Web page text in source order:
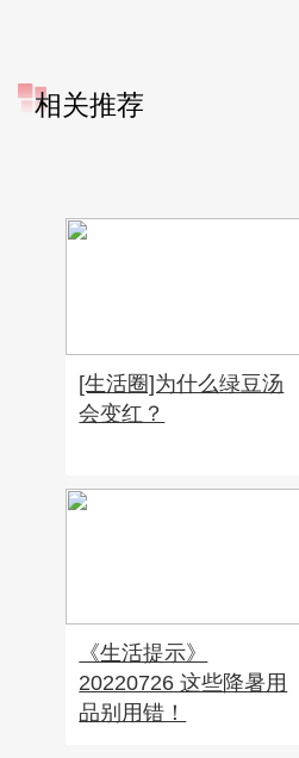
相关推荐
[生活圈]为什么绿豆汤
会变红？
《生活提示》
20220726 这些降暑用
品别用错！